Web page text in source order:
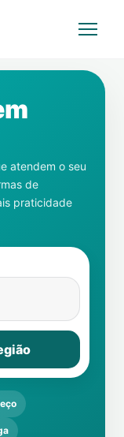
atendem o seu
de
praticidade